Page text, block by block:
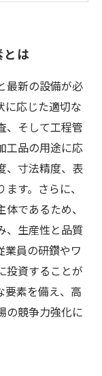
かつフレキ
とは
最新の設備が必
に応じた適切な
、そして工程管
工品の用途に応
、寸法精度、表
す。さらに、
であるため、
、生産性と品質
業員の研鑽やワ
投資することが
要素を備え、高
の競争力強化に